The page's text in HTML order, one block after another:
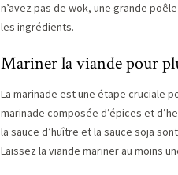
n’avez pas de wok, une grande
les ingrédients.
Mariner la viande pour
La marinade est une étape cruciale
marinade composée d’épices et
la sauce d’huître et la sauce soja
Laissez la viande mariner au moins